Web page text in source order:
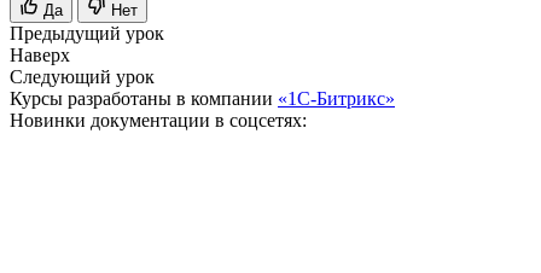
Да Нет
Предыдущий урок
Наверх
Следующий урок
Курсы разработаны в компании «1С-Битрикс»
Новинки документации в соцсетях: